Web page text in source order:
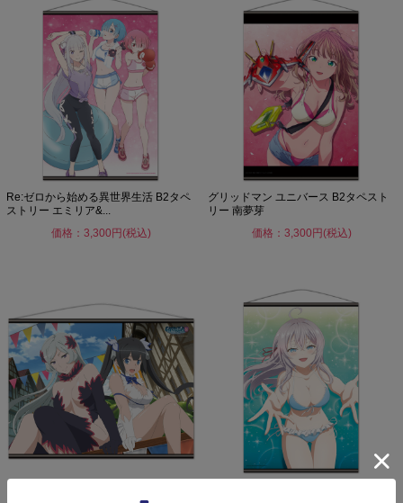
Re:ゼロから始める異世界生活 B2タペ
ストリー エミリア&...
価格：3,300円(税込)
グリッドマン ユニバース B2タペスト
リー 南夢芽
価格：3,300円(税込)